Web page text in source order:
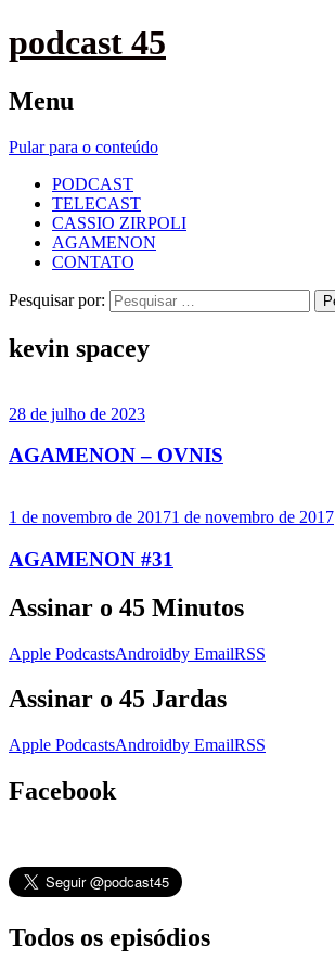
podcast 45
Menu
Pular para o conteúdo
PODCAST
TELECAST
CASSIO ZIRPOLI
AGAMENON
CONTATO
Pesquisar por:
kevin spacey
28 de julho de 2023
AGAMENON – OVNIS
1 de novembro de 20171 de novembro de 2017
AGAMENON #31
Assinar o 45 Minutos
Apple PodcastsAndroidby EmailRSS
Assinar o 45 Jardas
Apple PodcastsAndroidby EmailRSS
Facebook
Todos os episódios